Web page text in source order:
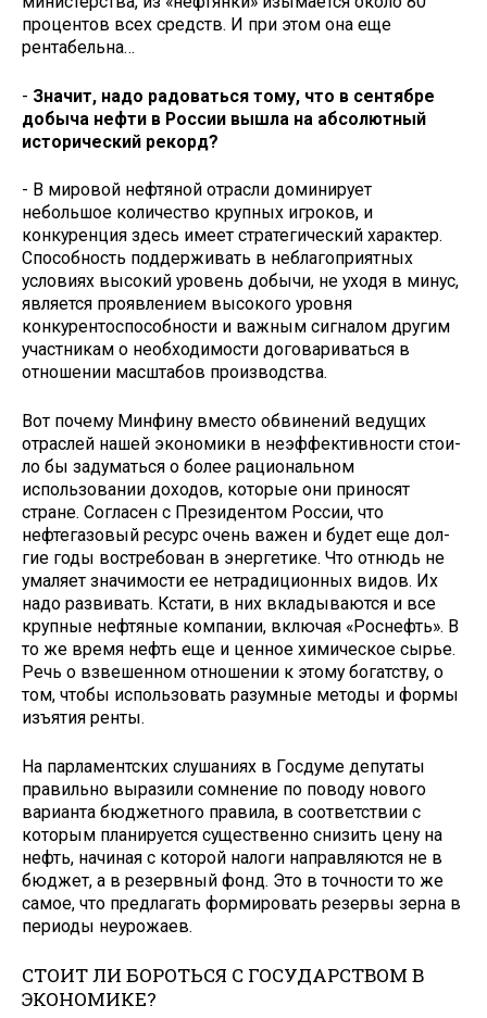
процентов всех средств. И при этом она еще
рентабельна…
- Значит, надо радоваться тому, что в сентябре
добыча нефти в Рос­сии вышла на абсолютный
истори­ческий рекорд?
- В мировой нефтяной отрасли доминирует
небольшое количество крупных игроков, и
конкуренция здесь имеет стратегический характер.
Способность поддерживать в небла­гоприятных
условиях высокий уро­вень добычи, не уходя в минус,
явля­ется проявлением высокого уровня
конкурентоспособности и важным сигналом другим
участникам о необ­ходимости договариваться в
отноше­нии масштабов производства.
Вот почему Минфину вместо об­винений ведущих
отраслей нашей экономики в неэффективности стои­
ло бы задуматься о более рациональ­ном
использовании доходов, которые они приносят
стране. Согласен с Пре­зидентом России, что
нефтегазовый ресурс очень важен и будет еще дол­
гие годы востребован в энергетике. Что отнюдь не
умаляет значимости ее нетрадиционных видов. Их
надо развивать. Кстати, в них вкладыва­ются и все
крупные нефтяные ком­пании, включая «Роснефть». В
то же время нефть еще и ценное химиче­ское сырье.
Речь о взвешенном отно­шении к этому богатству, о
том, что­бы использовать разумные методы и формы
изъятия ренты.
На парламентских слушаниях в Госдуме депутаты
правильно вы­разили сомнение по поводу нового
варианта бюджетного правила, в со­ответствии с
которым планируется существенно снизить цену на
нефть, начиная с которой налоги направ­ляются не в
бюджет, а в резервный фонд. Это в точности то же
самое, что предлагать формировать резервы зерна в
периоды неурожаев.
СТОИТ ЛИ БОРОТЬСЯ С ГОСУДАРСТВОМ В
ЭКОНОМИКЕ?